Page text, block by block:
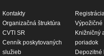
Kontakty
Organizačná štruktúra
CVTI SR
Cenník poskytovaných
služieb
Výpožičné
Knižničný
poriadok
Depozitné